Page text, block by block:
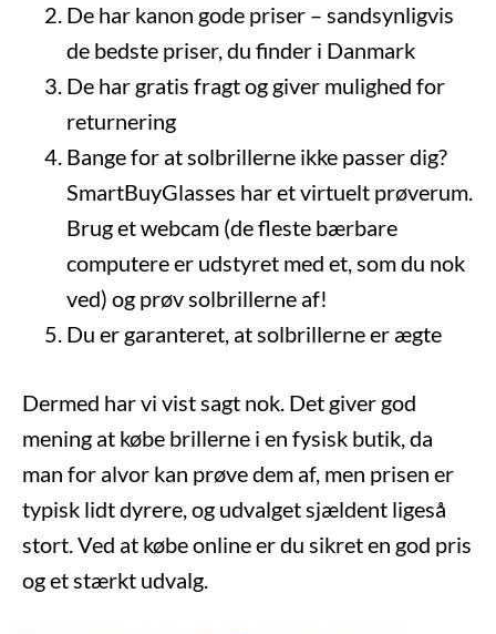
De har kanon gode priser – sandsynligvis
de bedste priser, du finder i Danmark
De har gratis fragt og giver mulighed for
returnering
Bange for at solbrillerne ikke passer dig?
SmartBuyGlasses har et virtuelt prøverum.
Brug et webcam (de fleste bærbare
computere er udstyret med et, som du nok
ved) og prøv solbrillerne af!
Du er garanteret, at solbrillerne er ægte
Dermed har vi vist sagt nok. Det giver god
mening at købe brillerne i en fysisk butik, da
man for alvor kan prøve dem af, men prisen er
typisk lidt dyrere, og udvalget sjældent ligeså
stort. Ved at købe online er du sikret en god pris
og et stærkt udvalg.